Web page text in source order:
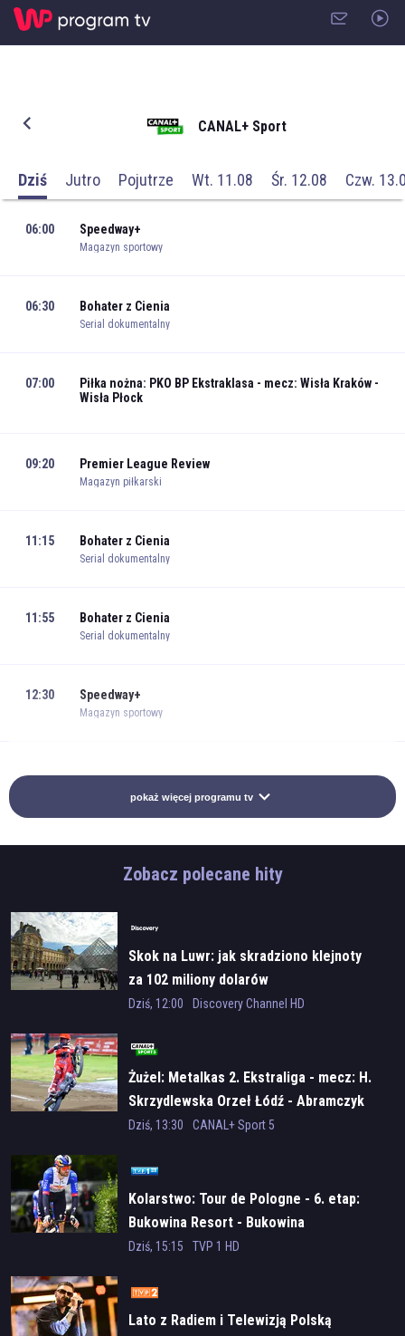
CANAL+ Sport
Dziś Jutro Pojutrze Wt. 11.08 Śr. 12.08 Czw.
06:00 Speedway+
Magazyn sportowy
06:30 Bohater z Cienia
Serial dokumentalny
07:00
Piłka nożna: PKO BP Ekstraklasa - mecz: Wisła Kraków -
Wisła Płock
09:20 Premier League Review
Magazyn piłkarski
11:15 Bohater z Cienia
Serial dokumentalny
11:55 Bohater z Cienia
Serial dokumentalny
12:30 Speedway+
Magazyn sportowy
pokaż więcej programu tv
Zobacz polecane hity
Skok na Luwr: jak skradziono klejnoty
za 102 miliony dolarów
Dziś, 12:00 Discovery Channel HD
Żużel: Metalkas 2. Ekstraliga - mecz: H.
Skrzydlewska Orzeł Łódź - Abramczyk
Polonia Bydgoszcz
Dziś, 13:30 CANAL+ Sport 5
Kolarstwo: Tour de Pologne - 6. etap:
Bukowina Resort - Bukowina
Tatrzańska
Dziś, 15:15 TVP 1 HD
Lato z Radiem i Telewizją Polską